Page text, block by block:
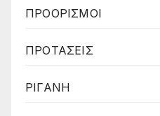
ΠΡΟΟΡΙΣΜΟΙ
ΠΡΟΤΑΣΕΙΣ
ΡΙΓΑΝΗ